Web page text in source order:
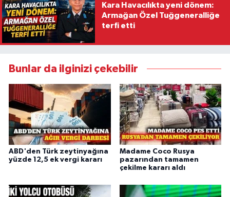
Kara Havacılıkta yeni dönem:
Armağan Özel Tuğgeneralliğe
terfi etti
Bunlar da ilginizi çekebilir
ABD'den Türk zeytinyağına
yüzde 12,5 ek vergi kararı
Madame Coco Rusya
pazarından tamamen
çekilme kararı aldı